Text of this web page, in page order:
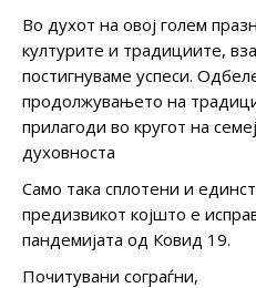
Во духот на овој голем
културите и традициите,
постигнуваме успеси.
продолжувањето на
прилагоди во кругот на
духовноста
Само така сплотени и
предизвикот којшто е
пандемијата од Ковид 19.
Почитувани сограѓни,